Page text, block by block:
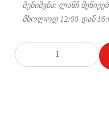
შენიშვნა: ლანჩ
მხოლოდ 12:00-დან
რაოდენობა